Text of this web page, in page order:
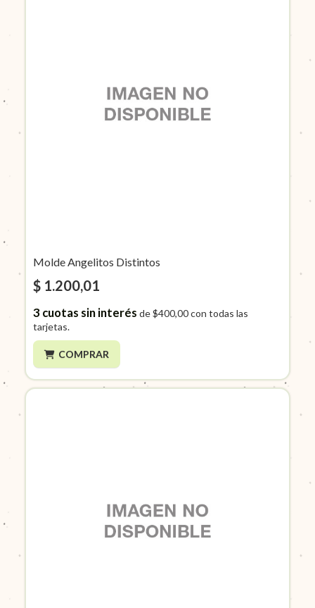
Molde Angelitos Distintos
$ 1.200,01
3cuotas sin interés de$400,00con todas las
tarjetas.
COMPRAR